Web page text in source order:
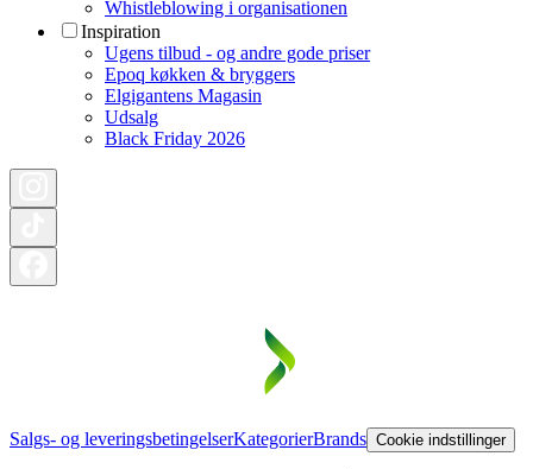
Whistleblowing i organisationen
Inspiration
Ugens tilbud - og andre gode priser
Epoq køkken & bryggers
Elgigantens Magasin
Udsalg
Black Friday 2026
Salgs- og leveringsbetingelserKategorierBrands Cookie indstillinger